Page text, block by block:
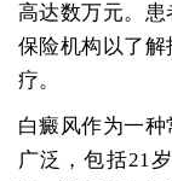
高达数万元。
保险机构以了
疗。
白癜风作为一
广泛，包括21